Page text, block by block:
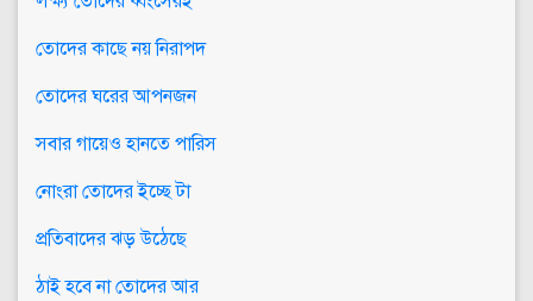
তোদের কাছে নয় নিরাপদ
তোদের ঘরের আপনজন
সবার গায়েও হানতে পারিস
নোংরা তোদের ইচ্ছে টা
প্রতিবাদের ঝড় উঠেছে
ঠাই হবে না তোদের আর